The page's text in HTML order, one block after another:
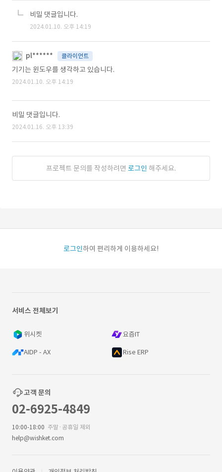
비밀 댓글입니다.
2024.01.10. 오후 14:19
pl****** 클라이언트
기기는 윈도우를 생각하고 있습니다.
2024.01.10. 오후 14:19
비밀 댓글입니다.
2024.01.16. 오후 13:39
프로젝트 문의를 작성하려면 로그인 해주세요.
로그인하여 편리하게 이용하세요!
서비스 전체보기
위시켓 요즘IT
AIDP - AX Rise ERP
고객 문의
02-6925-4849
10:00-18:00 주말·공휴일 제외
help@wishket.com